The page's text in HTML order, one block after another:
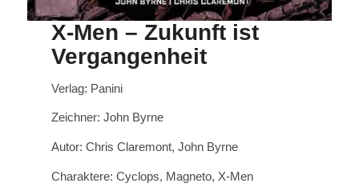
X-Men – Zukunft ist
Vergangenheit
Verlag: Panini
Zeichner: John Byrne
Autor: Chris Claremont, John Byrne
Charaktere: Cyclops, Magneto, X-Men